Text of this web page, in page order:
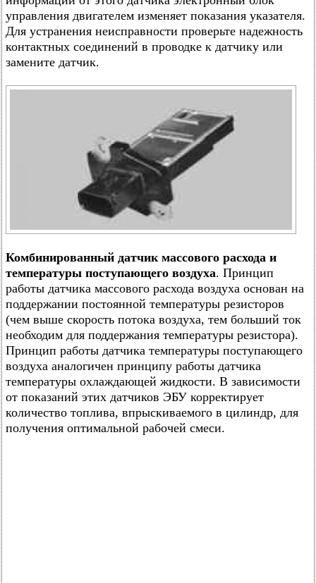
управления двигателем изменяет показания указателя.
Для устранения неисправности проверьте надежность
контактных соединений в проводке к датчику или
замените датчик.
Комбинированный датчик массового расхода и
температуры поступающего воздуха. Принцип
работы датчика массового расхода воздуха основан на
поддержании постоянной температуры резисторов
(чем выше скорость потока воздуха, тем больший ток
необходим для поддержания температуры резистора).
Принцип работы датчика температуры поступающего
воздуха аналогичен принципу работы датчика
температуры охлаждающей жидкости. В зависимости
от показаний этих датчиков ЭБУ корректирует
количество топлива, впрыскиваемого в цилиндр, для
получения оптимальной рабочей смеси.